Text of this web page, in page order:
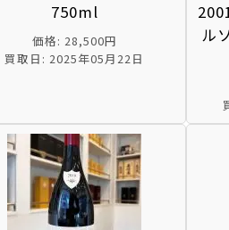
750ml
価格: 28,500円
買取日: 2025年05月22日
ル